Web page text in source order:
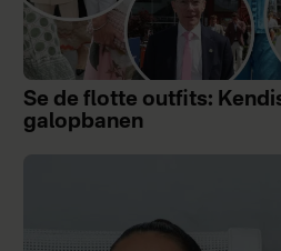
Se de flotte outfits:
galopbanen